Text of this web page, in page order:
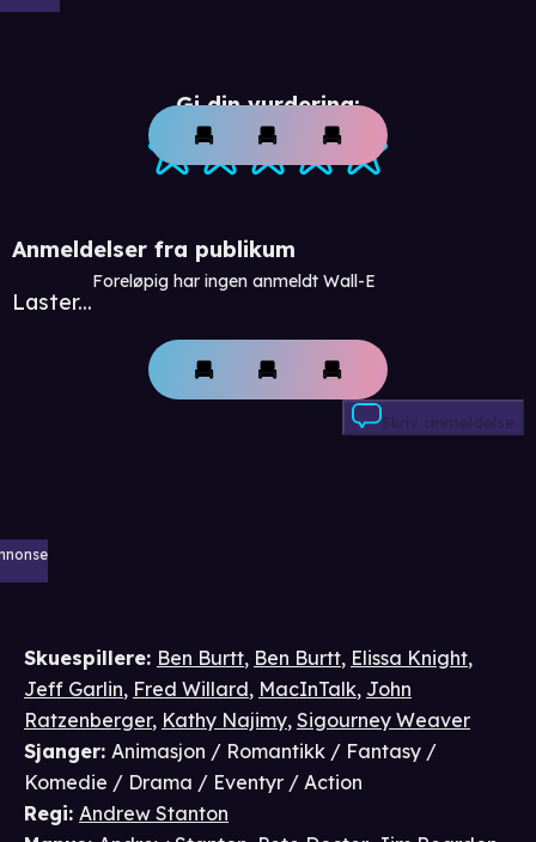
Gi din vurdering:
Anmeldelser fra publikum
Laster...
Foreløpig har ingen anmeldt Wall-E
Skriv anmeldelse
Skuespillere: Ben Burtt, Ben Burtt, Elissa Knight,
Jeff Garlin, Fred Willard, MacInTalk, John
Ratzenberger, Kathy Najimy, Sigourney Weaver
Sjanger: Animasjon / Romantikk / Fantasy /
Komedie / Drama / Eventyr / Action
Regi: Andrew Stanton